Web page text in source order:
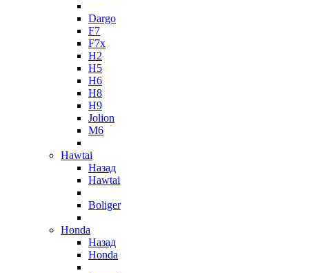
Dargo
F7
F7x
H2
H5
H6
H8
H9
Jolion
M6
Hawtai
Назад
Hawtai
Boliger
Honda
Назад
Honda